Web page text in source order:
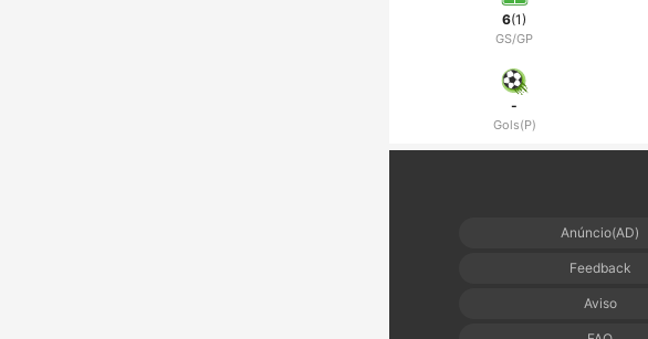
6(1)
GS/GP
-
Gols(P)
Anúncio(AD)
Feedback
Aviso